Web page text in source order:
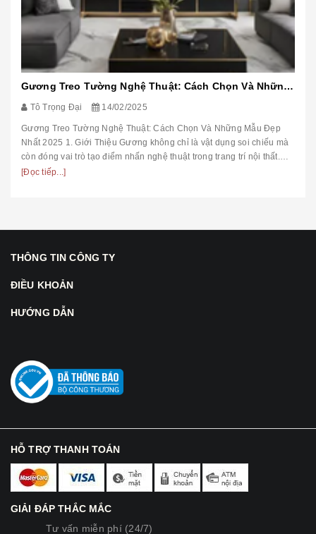
Gương Treo Tường Nghệ Thuật: Cách Chọn Và Những Mẫu Đẹp Nhất 2025
Tô Trọng Đại 14/02/2025
Gương Treo Tường Nghệ Thuật: Cách Chọn Và Những Mẫu Đẹp
Nhất 2025 1. Giới Thiệu Gương không chỉ là vật dụng soi chiếu mà
còn đóng vai trò tạo điểm nhấn nghệ thuật trong trang trí nội thất.
Trong ...
[Đọc tiếp...]
THÔNG TIN CÔNG TY
ĐIỀU KHOẢN
HƯỚNG DẪN
HỖ TRỢ THANH TOÁN
GIẢI ĐÁP THẮC MẮC
Tư vấn miễn phí (24/7)